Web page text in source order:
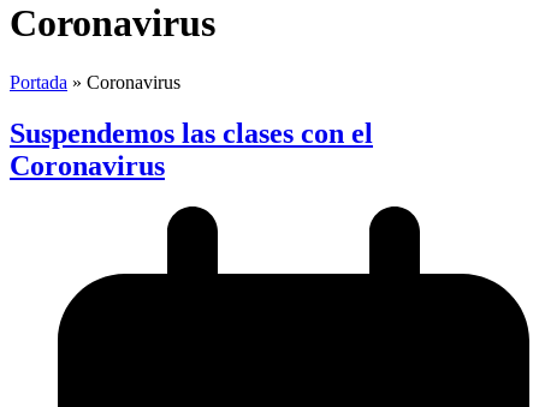
Coronavirus
Portada » Coronavirus
Suspendemos las clases con el
Coronavirus